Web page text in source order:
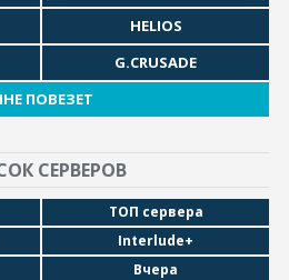
HELIOS
G.CRUSADE
ПОВЕЗЕТ
СЕРВЕРОВ
ТОП сервера
Interlude+
Вчера